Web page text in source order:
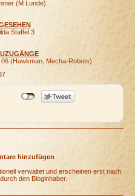
(M Lunde)
Staffel 3
(Hawkman, Mecha-Robots)
hinzufügen
verwaltet und erscheinen erst nach
den Bloginhaber.